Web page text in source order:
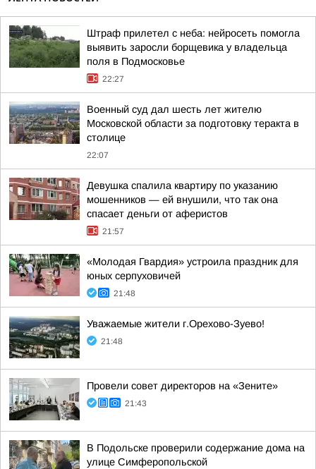
Штраф прилетел с неба: нейросеть помогла
выявить заросли борщевика у владельца
поля в Подмосковье
22:27
Военный суд дал шесть лет жителю
Московской области за подготовку теракта в
столице
22:07
Девушка спалила квартиру по указанию
мошенников — ей внушили, что так она
спасает деньги от аферистов
21:57
«Молодая Гвардия» устроила праздник для
юных серпуховичей
21:48
Уважаемые жители г.Орехово-Зуево!
21:48
Провели совет директоров на «Зените»
21:43
В Подольске проверили содержание дома на
улице Симферопольской